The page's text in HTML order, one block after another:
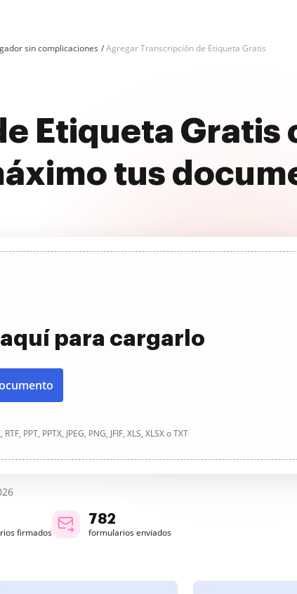
sin complicaciones Agregar Transcripción de Etiqueta Gratis
Etiqueta Gratis
tus
para cargarlo
PPT, PPTX, JPEG, PNG, JFIF, XLS, XLSX o TXT
firmados
782
formularios enviados